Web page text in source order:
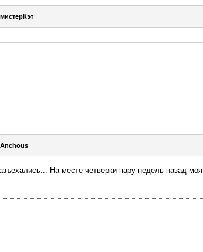
мистерКэт
Anchous
На месте четверки пару недель назад моя